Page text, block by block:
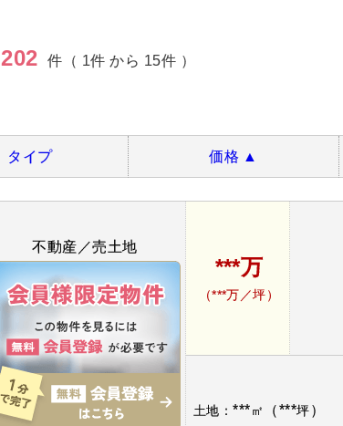
202 件（ 1件 から 15件 ）
タイプ 価格 ▲
不動産／売土地
***万
（***万／坪）
土地：***㎡ （***坪）